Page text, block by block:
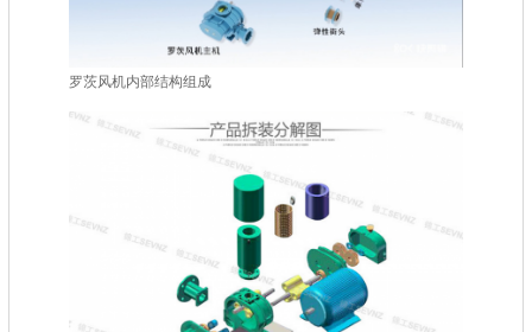
罗茨风机内部结构组成